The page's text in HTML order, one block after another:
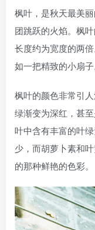
枫叶，是秋天最美
团跳跃的火焰。枫
长度约为宽度的两
如一把精致的小扇子
枫叶的颜色非常引
绿渐变为深红，甚
叶中含有丰富的叶
少，而胡萝卜素和
的那种鲜艳的色彩。